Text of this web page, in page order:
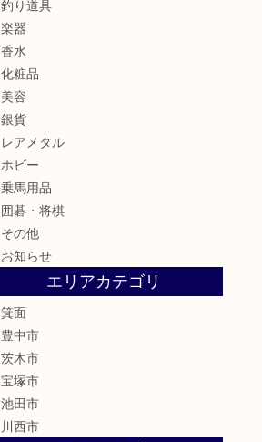
釣り道具
楽器
香水
化粧品
美容
銀貨
レアメタル
ホビー
乗馬用品
囲碁・将棋
その他
お知らせ
エリアカテゴリ
箕面
豊中市
茨木市
宝塚市
池田市
川西市